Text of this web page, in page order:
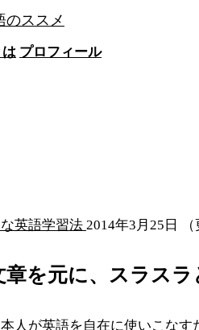
のススメ
プロフィール
英語学習法 2014年3月25日
章を元に、スラス
人が英語を自在に使いこな